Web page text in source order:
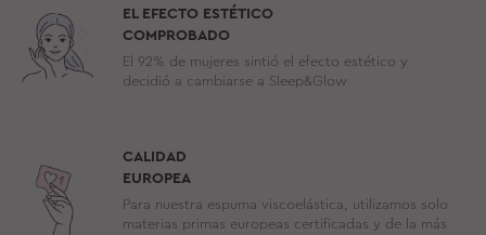
EL EFECTO ESTÉTICO
COMPROBADO
El 92% de mujeres sintió el efecto estético y
decidió a cambiarse a Sleep&Glow
CALIDAD
EUROPEA
Para nuestra espuma viscoelástica, utilizamos solo
materias primas europeas certificadas y de la más